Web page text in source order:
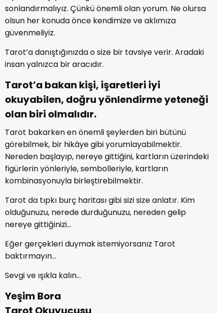
sonlandırmalıyız. Çünkü önemli olan yorum. Ne olursa
olsun her konuda önce kendimize ve aklımıza
güvenmeliyiz.
Tarot’a danıştığınızda o size bir tavsiye verir. Aradaki
insan yalnızca bir aracıdır.
Tarot’a bakan kişi, işaretleri iyi
okuyabilen, doğru yönlendirme yeteneği
olan biri olmalıdır.
Tarot bakarken en önemli şeylerden biri bütünü
görebilmek, bir hikâye gibi yorumlayabilmektir.
Nereden başlayıp, nereye gittiğini, kartların üzerindeki
figürlerin yönleriyle, sembolleriyle, kartların
kombinasyonuyla birleştirebilmektir.
Tarot da tıpkı burç haritası gibi sizi size anlatır. Kim
olduğunuzu, nerede durduğunuzu, nereden gelip
nereye gittiğinizi…
Eğer gerçekleri duymak istemiyorsanız Tarot
baktırmayın...
Sevgi ve ışıkla kalın…
Yeşim Bora